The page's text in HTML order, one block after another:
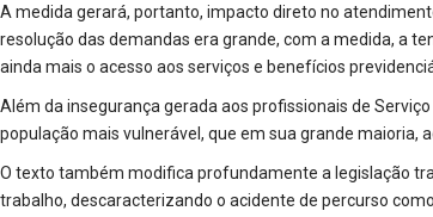
A medida gerará, portanto, impacto direto no
resolução das demandas era grande, com a medida, a
ainda mais o acesso aos serviços e benefícios
Além da insegurança gerada aos profissionais de
população mais vulnerável, que em sua grande maioria,
O texto também modifica profundamente a legislação
trabalho, descaracterizando o acidente de percurso